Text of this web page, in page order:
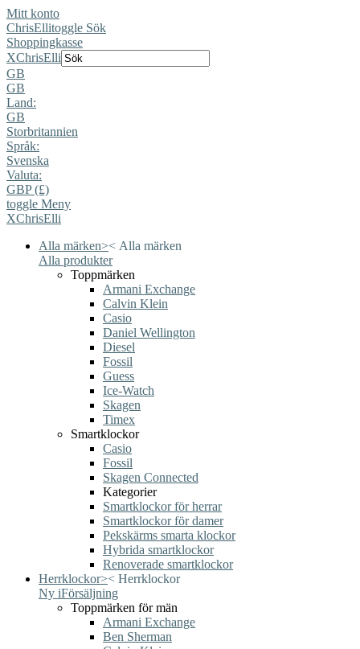
Mitt konto
ChrisEllitoggle Sök
Shoppingkasse
XChrisElli
GB
GB
Land:
GB
Storbritannien
Språk:
Svenska
Valuta:
GBP (£)
toggle Meny
XChrisElli
Alla märken>< Alla märken
Alla produkter
Toppmärken
Armani Exchange
Calvin Klein
Casio
Daniel Wellington
Diesel
Fossil
Guess
Ice-Watch
Skagen
Timex
Smartklockor
Casio
Fossil
Skagen Connected
Kategorier
Smartklockor för herrar
Smartklockor för damer
Pekskärms smarta klockor
Hybrida smartklockor
Renoverade smartklockor
Herrklockor>< Herrklockor
Ny iFörsäljning
Toppmärken för män
Armani Exchange
Ben Sherman